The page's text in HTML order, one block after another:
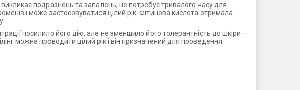
подразнень та запалень, не потребує тривалого часу для
і може застосовуватися цілий рік. Фітинова кислота отримала
посилило його дію, але не зменшило його толерантність до шкіри —
можна проводити цілий рік і він призначений для проведення